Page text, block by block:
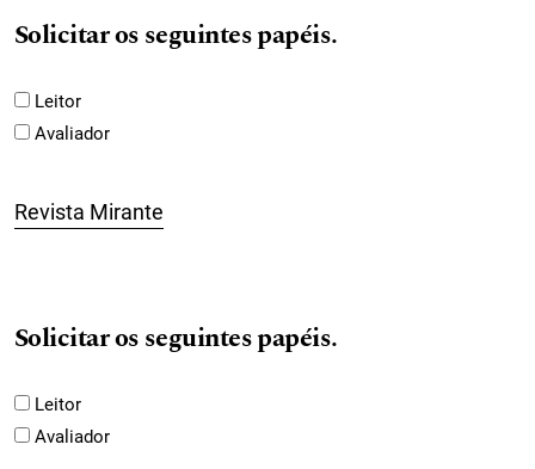
Solicitar os seguintes papéis.
Leitor
Avaliador
Revista Mirante
Solicitar os seguintes papéis.
Leitor
Avaliador